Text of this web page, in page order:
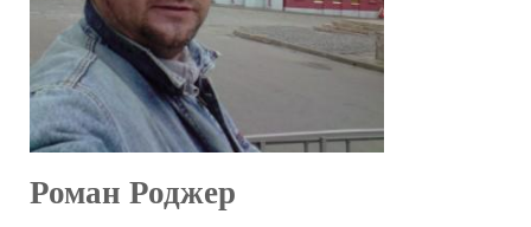
Роман Роджер